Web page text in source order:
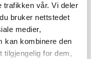
trafikken vår. Vi deler
bruker nettstedet
medier,
kan kombinere den
tilgjengelig for dem,